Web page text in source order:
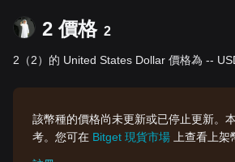
2 價格 2
2（2）的 United States Dollar 價格為 --
該幣種的價格尚未更新或已停止更新。
考。您可在 Bitget 現貨市場 上查看上架